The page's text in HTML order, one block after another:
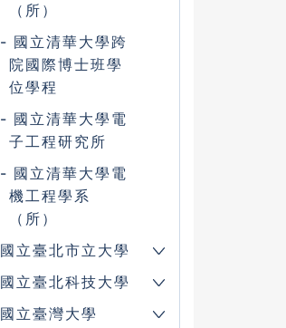
（所）
國立清華大學跨
院國際博士班學
位學程
國立清華大學電
子工程研究所
國立清華大學電
機工程學系
（所）
國立臺北市立大學
國立臺北科技大學
國立臺灣大學